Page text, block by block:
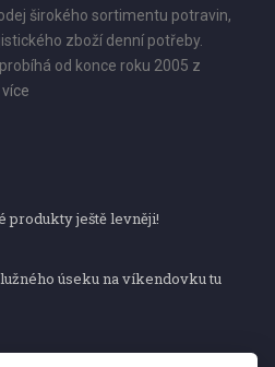
širokého sortimentu potravin,
zboží denní potřeby.
od konce roku 2005 z
produkty ještě levněji!
úseku na víkendovku tu
úseku na víkendovku tu